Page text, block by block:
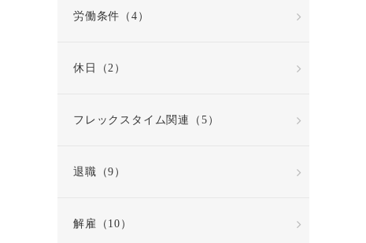
労働条件（4）
休日（2）
フレックスタイム関連（5）
退職（9）
解雇（10）